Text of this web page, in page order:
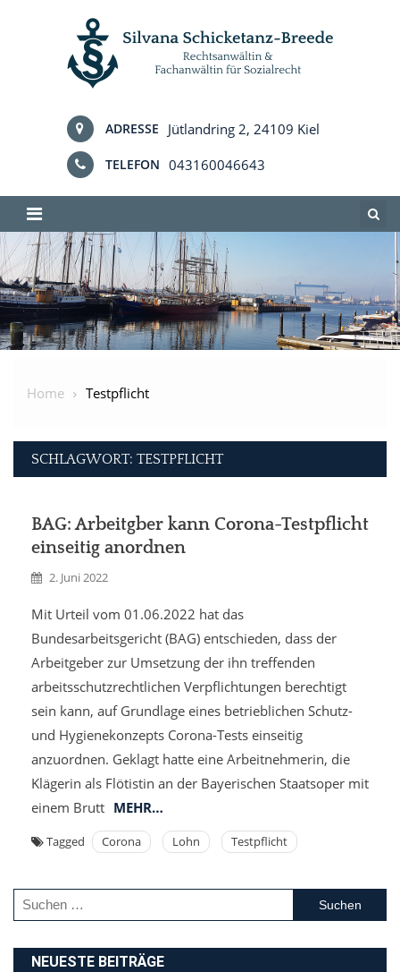
ADRESSE Jütlandring 2, 24109 Kiel
TELEFON 043160046643
Home Testpflicht
SCHLAGWORT: TESTPFLICHT
BAG: Arbeitgber kann Corona-Testpflicht
einseitig anordnen
2. Juni 2022
Mit Urteil vom 01.06.2022 hat das
Bundesarbeitsgericht (BAG) entschieden, dass der
Arbeitgeber zur Umsetzung der ihn treffenden
arbeitsschutzrechtlichen Verpflichtungen berechtigt
sein kann, auf Grundlage eines betrieblichen Schutz-
und Hygienekonzepts Corona-Tests einseitig
anzuordnen. Geklagt hatte eine Arbeitnehmerin, die
Klägerin als Flötistin an der Bayerischen Staatsoper mit
einem Brutt MEHR…
Tagged Corona Lohn Testpflicht
Suchen
nach:
NEUESTE BEITRÄGE